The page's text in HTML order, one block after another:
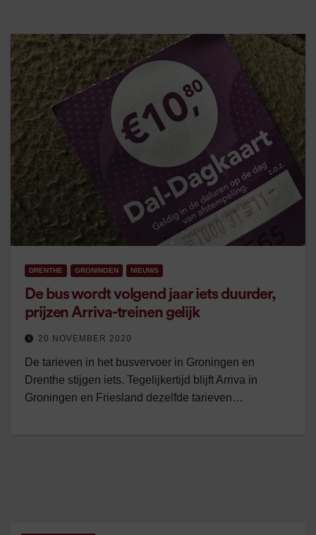
DRENTHE GRONINGEN NIEUWS
De bus wordt volgend jaar iets duurder,
prijzen Arriva-treinen gelijk
20 NOVEMBER 2020
De tarieven in het busvervoer in Groningen en
Drenthe stijgen iets. Tegelijkertijd blijft Arriva in
Groningen en Friesland dezelfde tarieven…